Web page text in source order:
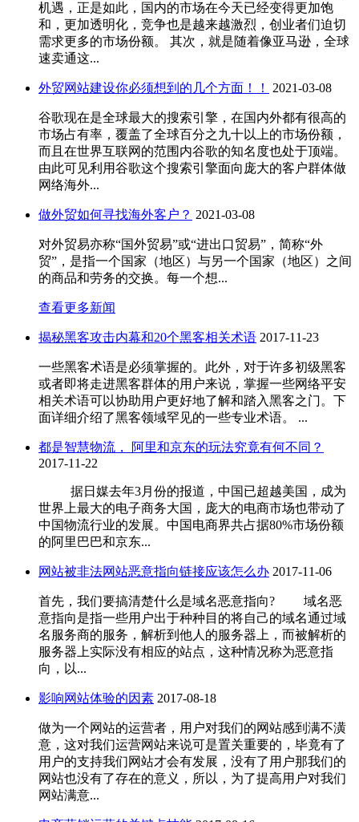
机遇，正是如此，国内的市场在今天已经变得更加饱
和，更加透明化，竞争也是越来越激烈，创业者们迫切
需求更多的市场份额。 其次，就是随着像亚马逊，全球
速卖通这...
外贸网站建设你必须想到的几个方面！！ 2021-03-08
谷歌现在是全球最大的搜索引擎，在国内外都有很高的
市场占有率，覆盖了全球百分之九十以上的市场份额，
而且在世界互联网的范围内谷歌的知名度也处于顶端。
由此可见利用谷歌这个搜索引擎面向庞大的客户群体做
网络海外...
做外贸如何寻找海外客户？ 2021-03-08
对外贸易亦称“国外贸易”或“进出口贸易”，简称“外
贸”，是指一个国家（地区）与另一个国家（地区）之间
的商品和劳务的交换。每一个想...
查看更多新闻
揭秘黑客攻击内幕和20个黑客相关术语 2017-11-23
一些黑客术语是必须掌握的。此外，对于许多初级黑客
或者即将走进黑客群体的用户来说，掌握一些网络平安
相关术语可以协助用户更好地了解和踏入黑客之门。下
面详细介绍了黑客领域罕见的一些专业术语。 ...
都是智慧物流， 阿里和京东的玩法究竟有何不同？
2017-11-22
据日媒去年3月份的报道，中国已超越美国，成为
世界上最大的电子商务大国，庞大的电商市场也带动了
中国物流行业的发展。中国电商界共占据80%市场份额
的阿里巴巴和京东...
网站被非法网站恶意指向链接应该怎么办 2017-11-06
首先，我们要搞清楚什么是域名恶意指向? 域名恶
意指向是指一些用户出于种种目的将自己的域名通过域
名服务商的服务，解析到他人的服务器上，而被解析的
服务器上实际没有相应的站点，这种情况称为恶意指
向，以...
影响网站体验的因素 2017-08-18
做为一个网站的运营者，用户对我们的网站感到满不潢
意，这对我们运营网站来说可是置关重要的，毕竟有了
用户的支持我们网站才会有发展，没有了用户那我们的
网站也没有了存在的意义，所以，为了提高用户对我们
网站满意...